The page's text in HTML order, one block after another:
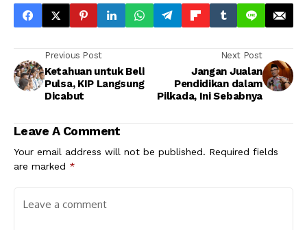
Previous Post
Ketahuan untuk Beli
Pulsa, KIP Langsung
Dicabut
Next Post
Jangan Jualan
Pendidikan dalam
Pilkada, Ini Sebabnya
Leave A Comment
Your email address will not be published. Required fields
are marked *